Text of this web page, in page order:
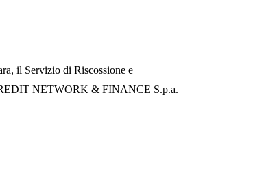
il Servizio di Riscossione e
NETWORK & FINANCE S.p.a.